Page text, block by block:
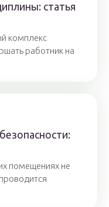
статья
комплекс
работник на
помещениях не